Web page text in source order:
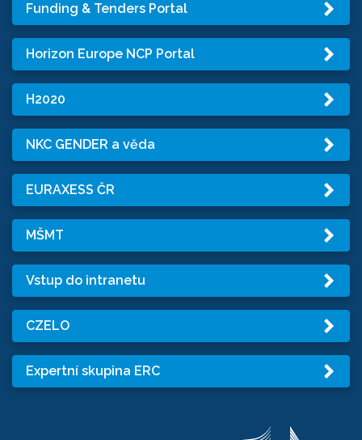
Funding & Tenders Portal
Horizon Europe NCP Portal
H2020
NKC GENDER a věda
EURAXESS ČR
MŠMT
Vstup do intranetu
CZELO
Expertní skupina ERC